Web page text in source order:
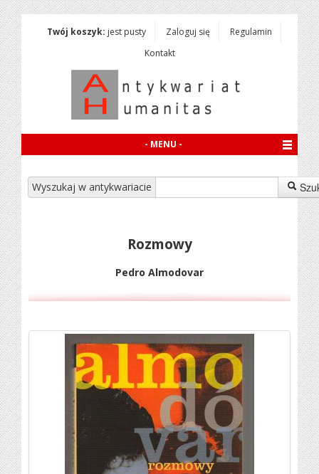
Twój koszyk: jest pusty Zaloguj się
Regulamin
Kontakt
- MENU -
Wyszukaj w antykwariacie
Rozmowy
Pedro Almodovar